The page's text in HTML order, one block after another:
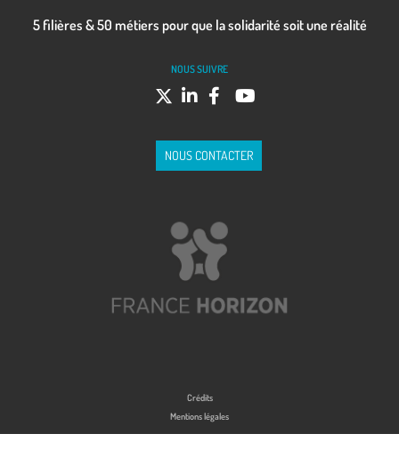
5 filières & 50 métiers pour que la solidarité soit une réalité
NOUS SUIVRE
NOUS CONTACTER
Crédits
Mentions légales